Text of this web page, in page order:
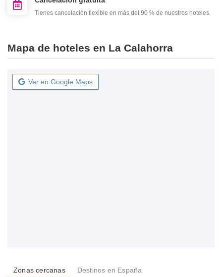
Tienes cancelación flexible en más del 90 % de nuestros hoteles.
Mapa de hoteles en La Calahorra
Ver en Google Maps
Zonas cercanas Destinos en España